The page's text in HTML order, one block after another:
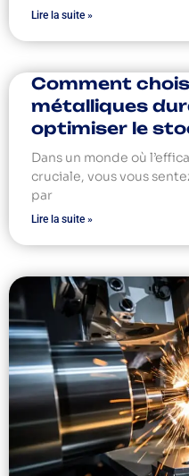
Lire la suite »
Comment
métalliques
optimiser le
Dans un monde où
cruciale, vous vous
par
Lire la suite »